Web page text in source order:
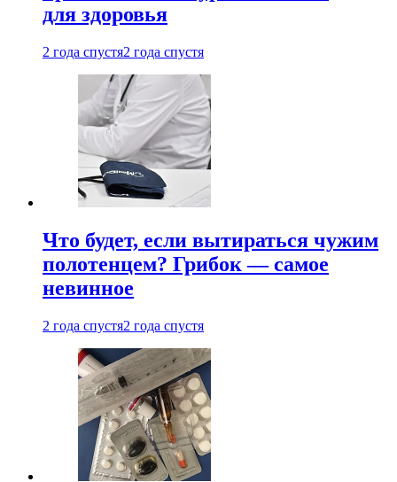
для здоровья
2 года спустя2 года спустя
Что будет, если вытираться чужим
полотенцем? Грибок — самое
невинное
2 года спустя2 года спустя